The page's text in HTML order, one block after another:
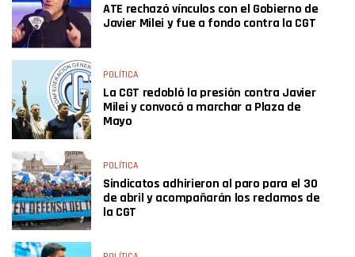
ATE rechazó vínculos con el Gobierno de
Javier Milei y fue a fondo contra la CGT
POLÍTICA
La CGT redobló la presión contra Javier
Milei y convocó a marchar a Plaza de
Mayo
POLÍTICA
Sindicatos adhirieron al paro para el 30
de abril y acompañarán los reclamos de
la CGT